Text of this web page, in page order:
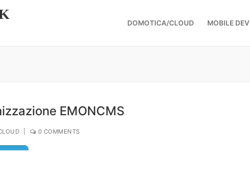
DOMOTICA/CLOUD MOBILE DEV
EMONCMS
0 COMMENTS